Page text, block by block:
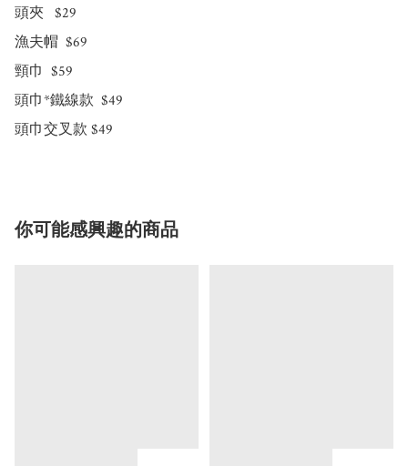
頭夾   $29
漁夫帽  $69
頸巾  $59
頭巾*鐵線款  $49
頭巾交叉款 $49
你可能感興趣的商品